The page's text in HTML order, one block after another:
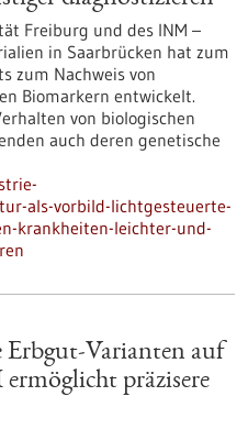
Freiburg und des INM –
in Saarbrücken hat zum
zum Nachweis von
Biomarkern entwickelt.
von biologischen
auch deren genetische
als-vorbild-lichtgesteuerte-
krankheiten-leichter-und-
Erbgut-Varianten auf
präzisere